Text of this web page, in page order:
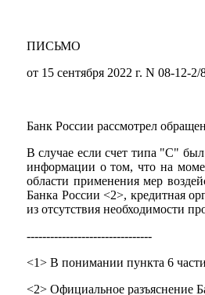
ПИСЬМО
от 15 сентября 2022 г. N 08-12-2/
Банк России рассмотрел
В случае если счет типа "С"
информации о том, что на
области применения мер
Банка России <2>, кредитная
из отсутствия необходимости
--------------------------------
<1> В понимании пункта 6
<2> Официальное разъяснение